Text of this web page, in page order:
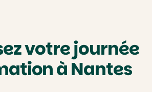
votre journée
à Nantes